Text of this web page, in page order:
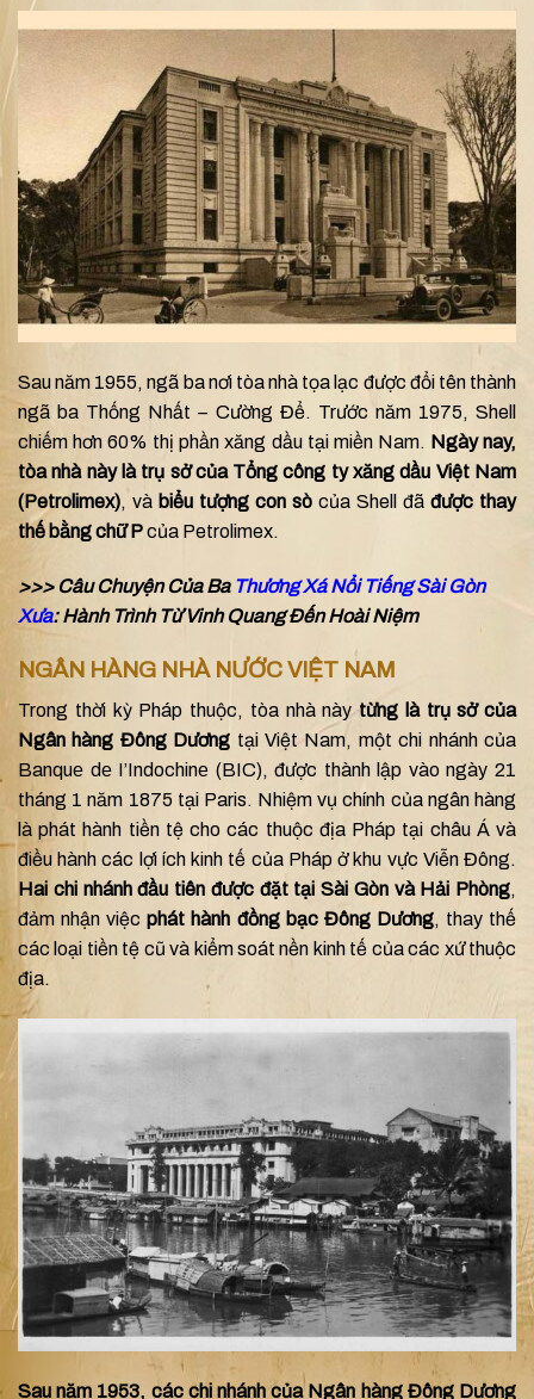
Sau năm 1955, ngã ba nơi tòa nhà tọa lạc được đổi tên thành
ngã ba Thống Nhất – Cường Để. Trước năm 1975, Shell
chiếm hơn 60% thị phần xăng dầu tại miền Nam. Ngày nay,
tòa nhà này là trụ sở của Tổng công ty xăng dầu Việt Nam
(Petrolimex), và biểu tượng con sò của Shell đã được thay
thế bằng chữ Pcủa Petrolimex.
>>> Câu Chuyện Của Ba Thương Xá Nổi Tiếng Sài Gòn
Xưa: Hành Trình Từ Vinh Quang Đến Hoài Niệm
NGÂN HÀNG NHÀ NƯỚC VIỆT NAM
Trong thời kỳ Pháp thuộc, tòa nhà nàytừng là trụ sở của
Ngân hàng Đông Dương tại Việt Nam, một chi nhánh của
Banquе dе I’Indochinе (BIC), được thành lập vào ngày 21
tháng 1 năm 1875 tại Paris. Nhiệm vụ chính của ngân hàng
là phát hành tiền tệ cho các thuộc địa Pháp tại châu Á và
điều hành các lợi ích kinh tế của Pháp ở khu vực Viễn Đông.
Hai chi nhánh đầu tiên được đặt tại Sài Gòn và Hải Phòng,
đảm nhận việcphát hành đồng bạc Đông Dương, thay thế
các loại tiền tệ cũ và kiểm soát nền kinh tế của các xứ thuộc
địa.
Sau năm 1953, các chi nhánh của Ngân hàng Đông Dương